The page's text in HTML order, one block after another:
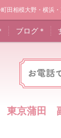
田相模大野・横浜
ブログ＊
東京蒲田